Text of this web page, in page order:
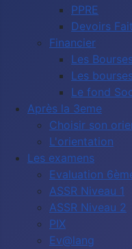
PPRE
Devoirs
Financier
Les
Les
Le fond
Après la 3eme
Choisir son
L'orientation
Les examens
Evaluation
ASSR Niveau 1
ASSR Niveau 2
PIX
Ev@lang